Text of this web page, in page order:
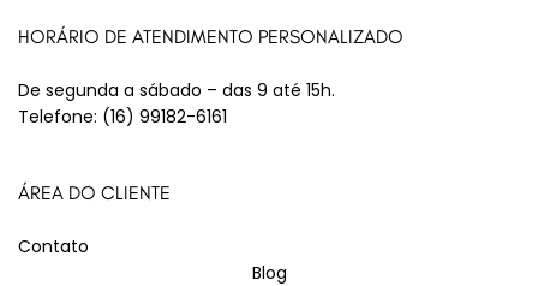
HORÁRIO DE ATENDIMENTO PERSONALIZADO
De segunda a sábado – das 9 até 15h.
Telefone: (16) 99182-6161
ÁREA DO CLIENTE
Contato
Blog